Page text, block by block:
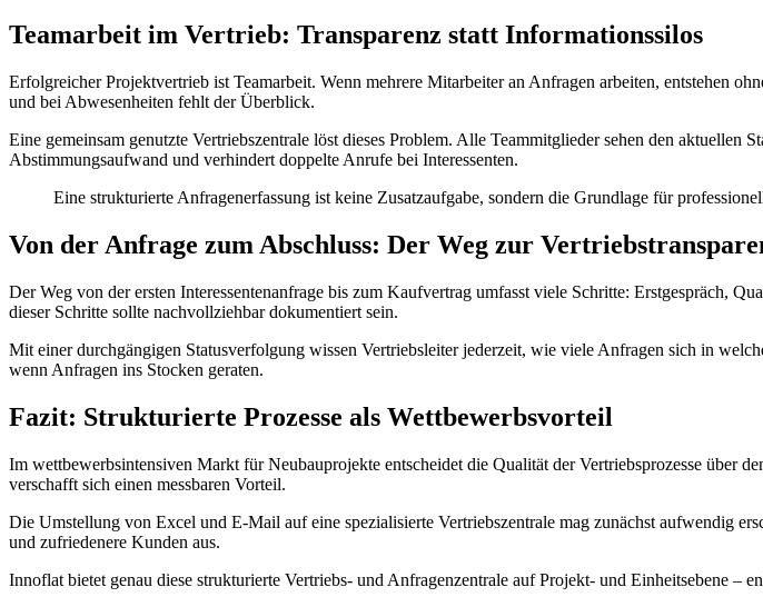
Teamarbeit im Vertrieb: Transparenz statt Informationssilos
Erfolgreicher Projektvertrieb ist Teamarbeit. Wenn mehrere Mitarbeiter an Anfragen arbeiten, entstehen
und bei Abwesenheiten fehlt der Überblick.
Eine gemeinsam genutzte Vertriebszentrale löst dieses Problem. Alle Teammitglieder sehen den aktuellen
Abstimmungsaufwand und verhindert doppelte Anrufe bei Interessenten.
Eine strukturierte Anfragenerfassung ist keine Zusatzaufgabe, sondern die Grundlage für
Von der Anfrage zum Abschluss: Der Weg zur
Der Weg von der ersten Interessentenanfrage bis zum Kaufvertrag umfasst viele Schritte: Erstgespräch,
dieser Schritte sollte nachvollziehbar dokumentiert sein.
Mit einer durchgängigen Statusverfolgung wissen Vertriebsleiter jederzeit, wie viele Anfragen sich in
wenn Anfragen ins Stocken geraten.
Fazit: Strukturierte Prozesse als Wettbewerbsvorteil
Im wettbewerbsintensiven Markt für Neubauprojekte entscheidet die Qualität der Vertriebsprozesse über
verschafft sich einen messbaren Vorteil.
Die Umstellung von Excel und E-Mail auf eine spezialisierte Vertriebszentrale mag zunächst aufwendig
und zufriedenere Kunden aus.
Innoflat bietet genau diese strukturierte Vertriebs- und Anfragenzentrale auf Projekt- und Einheitsebene